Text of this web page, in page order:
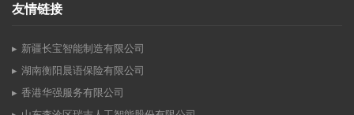
友情链接
新疆长宝智能制造有限公司
湖南衡阳晨语保险有限公司
香港华强服务有限公司